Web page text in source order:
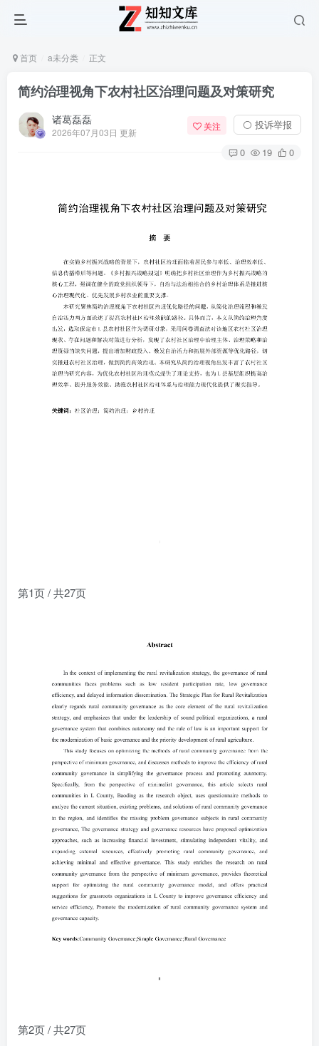
首页 a未分类 正文
简约治理视角下农村社区治理问题及对策研究
诸葛磊磊
2026年07月03日 更新
关注 ⚪ 投诉举报
0 19 0
第1页 / 共27页
第2页 / 共27页